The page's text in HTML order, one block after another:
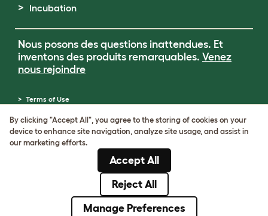
Incubation
Nous posons des questions inattendues. Et
inventons des produits remarquables. Venez
nous rejoindre
Terms of Use
Cookie Settings
Sitemap
Numéro de TVA: FR34839369105
Numéro d’immatriculation de l’entreprise:
© Omlet 2026
By clicking "Accept All", you agree to the storing of cookies on your
device to enhance site navigation, analyze site usage, and assist in
our marketing efforts.
Accept All
Reject All
Manage Preferences